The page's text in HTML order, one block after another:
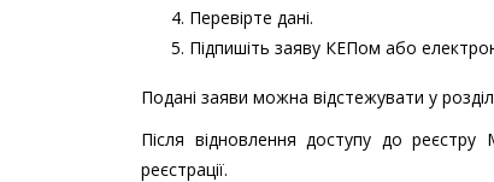
Перевірте дані.
Підпишіть заяву КЕПом або
Подані заяви можна відстежувати у
Після відновлення доступу до реєстру
реєстрації.